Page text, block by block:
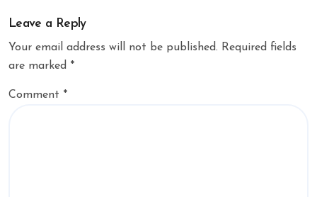
Leave a Reply
Your email address will not be published. Required fields
are marked *
Comment *